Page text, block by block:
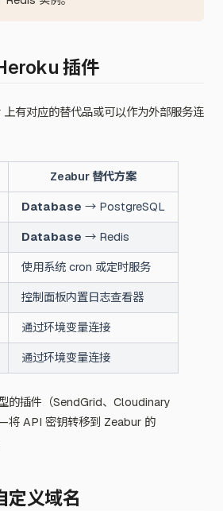
插件
有对应的替代品或可以作为外部服务连
Zeabur 替代方案
Database → PostgreSQL
Database → Redis
使用系统 cron 或定时服务
控制面板内置日志查看器
通过环境变量连接
通过环境变量连接
的插件（SendGrid、Cloudinary
API 密钥转移到 Zeabur 的
定义域名